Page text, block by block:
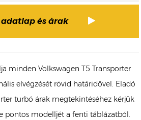
adatlap és árak
minden Volkswagen T5 Transporter
elvégzését rövid határidővel. Eladó
turbó árak megtekintéséhez kérjük
pontos modelljét a fenti táblázatból.